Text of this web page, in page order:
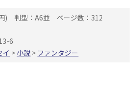
) 判型：A6並
ページ数：312
6
イ > 小説 > ファンタジー